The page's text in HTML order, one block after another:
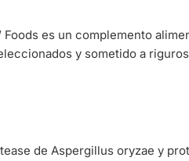
Foods es un complemento
y sometido a
de Aspergillus oryzae y